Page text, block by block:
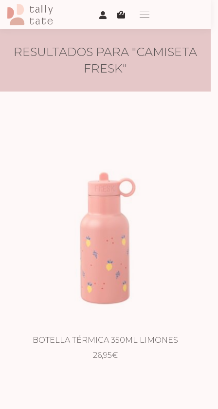
RESULTADOS PARA "CAMISETA
FRESK"
BOTELLA TÉRMICA 350ML LIMONES
26,95€